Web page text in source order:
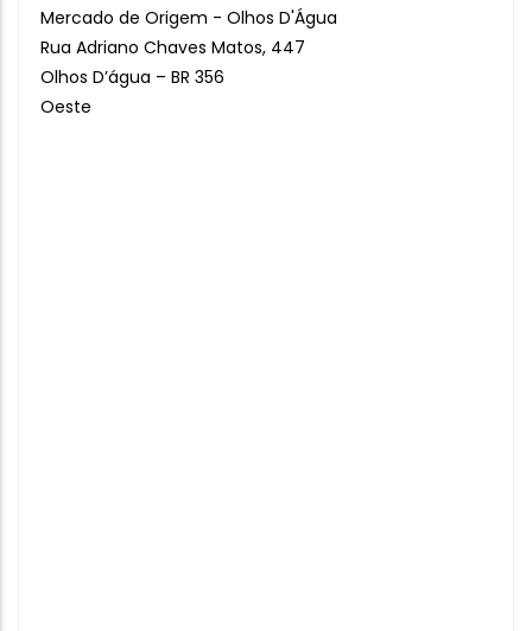
Mercado de Origem - Olhos D'Água
Rua Adriano Chaves Matos, 447
Olhos D’água – BR 356
Oeste